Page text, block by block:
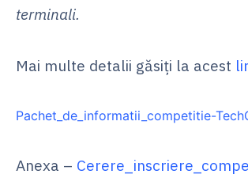
terminali.
Mai multe detalii găsiți la acest
Pachet_de_informatii_competitie-
Anexa –